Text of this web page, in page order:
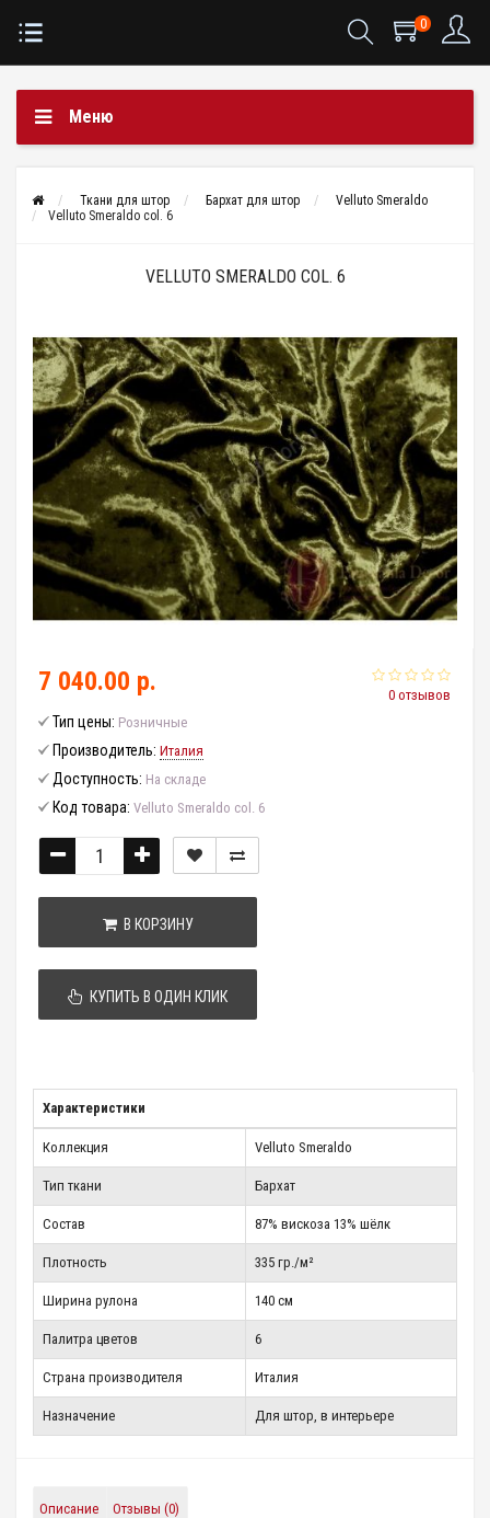
0
Меню
Ткани для штор Бархат для штор
Velluto Smeraldo
Velluto Smeraldo col. 6
VELLUTO SMERALDO COL. 6
0 отзывов
7 040.00 р.
Тип цены: Розничные
Производитель: Италия
Доступность: На складе
Код товара: Velluto Smeraldo col. 6
В КОРЗИНУ
КУПИТЬ В ОДИН КЛИК
Характеристики
Коллекция Velluto Smeraldo
Тип ткани Бархат
Состав 87% вискоза 13% шёлк
Плотность 335 гр./м²
Ширина рулона 140 см
Палитра цветов 6
Страна производителя Италия
Назначение Для штор, в интерьере
Описание Отзывы (0)